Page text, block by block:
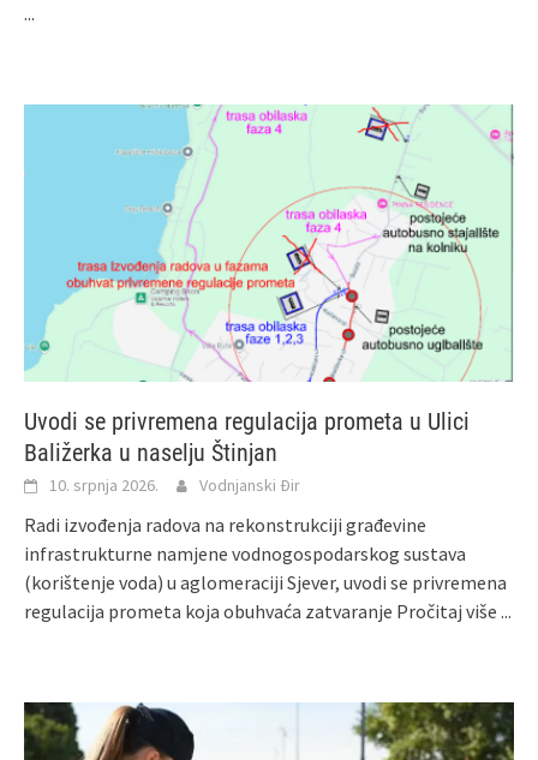
...
Uvodi se privremena regulacija prometa u Ulici
Baližerka u naselju Štinjan
10. srpnja 2026. Vodnjanski Đir
Radi izvođenja radova na rekonstrukciji građevine
infrastrukturne namjene vodnogospodarskog sustava
(korištenje voda) u aglomeraciji Sjever, uvodi se privremena
regulacija prometa koja obuhvaća zatvaranje Pročitaj više ...